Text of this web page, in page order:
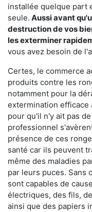
installée quelque part
seule. Aussi avant
destruction de vos
les exterminer
vous avez besoin de
Certes, le commerce
produits contre les
notamment pour la
extermination
pour qu'il n'y ait pas
professionnel
présence de ces
santé car ils peuvent
même des maladies
par leurs puces. Sans
sont capables de
électriques, des fils,
ainsi que des papiers